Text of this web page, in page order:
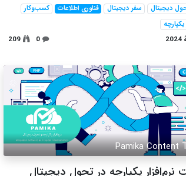
دیجیتال سفر دیجیتال فناوری اطلاعات
کسب‌وکار
یکپارچه
0
209
Pamika Content
نرم‌‌افزار یکپارچه در تحول دیجیتال